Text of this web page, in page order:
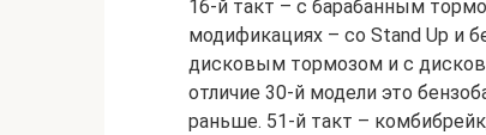
16-й такт – с барабанным
модификациях – со Stand Up и
дисковым тормозом и с
отличие 30-й модели это
раньше. 51-й такт –